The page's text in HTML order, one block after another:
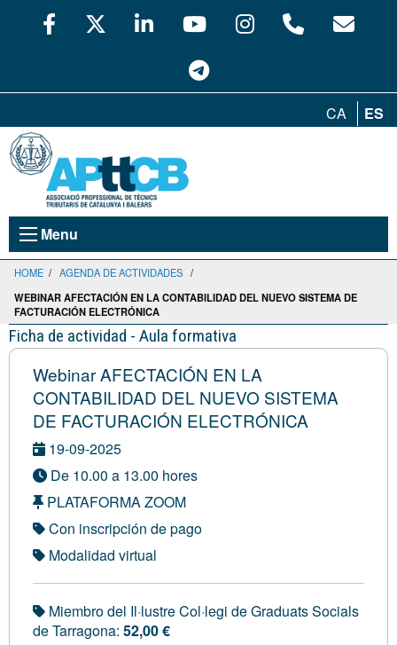
CA ES
Menu
HOME / AGENDA DE ACTIVIDADES /
WEBINAR AFECTACIÓN EN LA CONTABILIDAD DEL NUEVO SISTEMA DE
FACTURACIÓN ELECTRÓNICA
Ficha de actividad - Aula formativa
Webinar AFECTACIÓN EN LA
CONTABILIDAD DEL NUEVO SISTEMA
DE FACTURACIÓN ELECTRÓNICA
19-09-2025
De 10.00 a 13.00 hores
PLATAFORMA ZOOM
Con inscripción de pago
Modalidad virtual
Miembro del Il·lustre Col·legi de Graduats Socials
de Tarragona: 52,00 €